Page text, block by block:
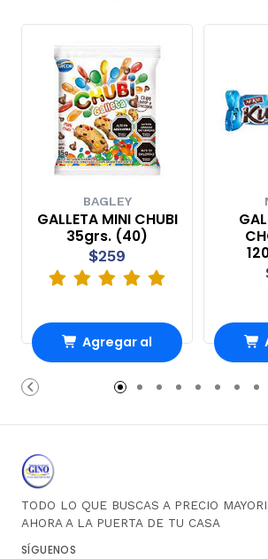
BAGLEY
GALLETA MINI CHUBI
35grs. (40)
$259
Agregar al
carrito
TODO LO QUE BUSCAS A PRECIO
AHORA A LA PUERTA DE TU CASA
SÍGUENOS